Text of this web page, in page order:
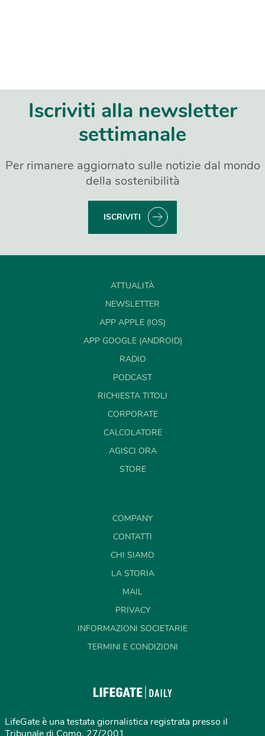
Iscriviti alla newsletter
settimanale
Per rimanere aggiornato sulle notizie dal mondo
della sostenibilità
ISCRIVITI
ATTUALITÀ
NEWSLETTER
APP APPLE (IOS)
APP GOOGLE (ANDROID)
RADIO
PODCAST
RICHIESTA TITOLI
CORPORATE
CALCOLATORE
AGISCI ORA
STORE
COMPANY
CONTATTI
CHI SIAMO
LA STORIA
MAIL
PRIVACY
INFORMAZIONI SOCIETARIE
TERMINI E CONDIZIONI
LifeGate è una testata giornalistica registrata presso il